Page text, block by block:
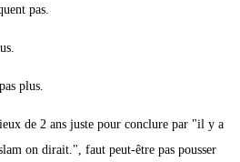
pas.
plus.
de 2 ans juste pour conclure par "il y a
on dirait.", faut peut-être pas pousser